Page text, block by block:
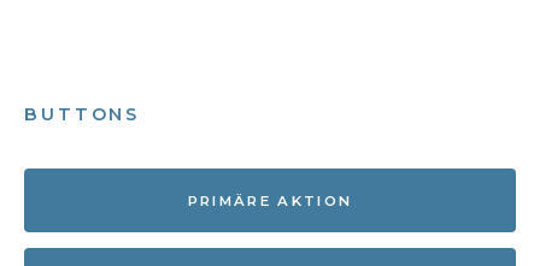
BUTTONS
PRIMÄRE AKTION